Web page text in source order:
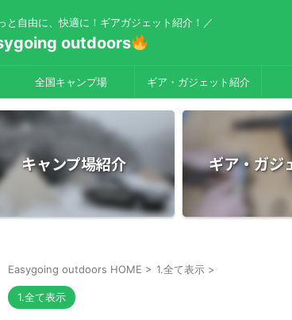
と自由に、快適に！ギアガジェット紹介！／
outdoors
全国キャンプ場 ギア・ガジェット紹介
キャンプ場紹介 ギア・ガジ
Easygoing outdoors HOME > 1.全て表示 >
1.全て表示